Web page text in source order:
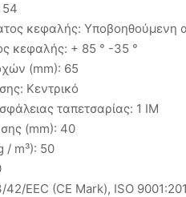
54
κεφαλής: Υποβοηθούμενη
κεφαλής: + 85 ° -35 °
(mm): 65
Κεντρικό
ταπετσαρίας: 1 IM
(mm): 40
/ m³): 50
42/EEC (CE Mark), ISO